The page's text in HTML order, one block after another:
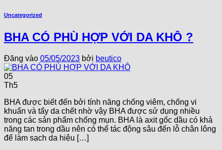
Uncategorized
BHA CÓ PHÙ HỢP VỚI DA KHÔ ?
Đăng vào 05/05/2023 bởi beutico
05
Th5
BHA được biết đến bởi tính năng chống viêm, chống vi
khuẩn và tẩy da chết nhờ vậy BHA được sử dụng nhiều
trong các sản phẩm chống mụn. BHA là axit gốc dầu có khả
năng tan trong dầu nên có thể tác động sâu đến lỗ chân lông
để làm sạch da hiệu […]